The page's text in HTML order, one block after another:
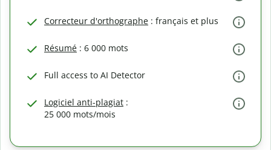
Correcteur d'orthographe : français et plus
Résumé : 6 000 mots
Full access to AI Detector
Logiciel anti-plagiat :
25 000 mots/mois